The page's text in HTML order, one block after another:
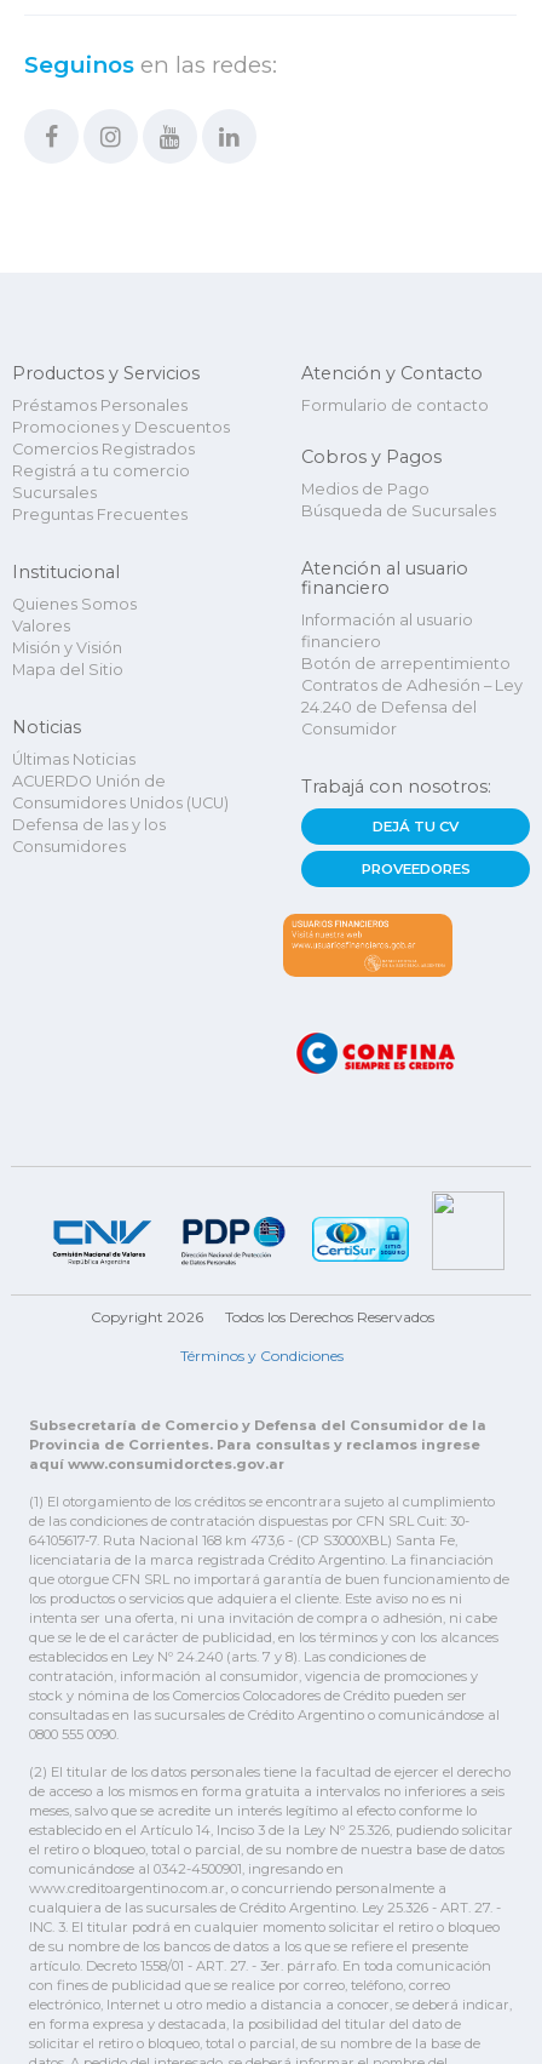
Seguinos en las redes:
Productos y Servicios
Préstamos Personales
Promociones y Descuentos
Comercios Registrados
Registrá a tu comercio
Sucursales
Preguntas Frecuentes
Institucional
Quienes Somos
Valores
Misión y Visión
Mapa del Sitio
Noticias
Últimas Noticias
ACUERDO Unión de
Consumidores Unidos (UCU)
Defensa de las y los
Consumidores
Atención y Contacto
Formulario de contacto
Cobros y Pagos
Medios de Pago
Búsqueda de Sucursales
Atención al usuario
financiero
Información al usuario
financiero
Botón de arrepentimiento
Contratos de Adhesión – Ley
24.240 de Defensa del
Consumidor
Trabajá con nosotros:
DEJÁ TU CV
PROVEEDORES
Copyright 2026 Todos los Derechos Reservados
Términos y Condiciones
Subsecretaría de Comercio y Defensa del Consumidor de la
Provincia de Corrientes. Para consultas y reclamos ingrese
aquí www.consumidorctes.gov.ar
(1) El otorgamiento de los créditos se encontrara sujeto al cumplimiento
de las condiciones de contratación dispuestas por CFN SRL Cuit: 30-
64105617-7. Ruta Nacional 168 km 473,6 - (CP S3000XBL) Santa Fe,
licenciataria de la marca registrada Crédito Argentino. La financiación
que otorgue CFN SRL no importará garantía de buen funcionamiento de
los productos o servicios que adquiera el cliente. Este aviso no es ni
intenta ser una oferta, ni una invitación de compra o adhesión, ni cabe
que se le de el carácter de publicidad, en los términos y con los alcances
establecidos en Ley Nº 24.240 (arts. 7 y 8). Las condiciones de
contratación, información al consumidor, vigencia de promociones y
stock y nómina de los Comercios Colocadores de Crédito pueden ser
consultadas en las sucursales de Crédito Argentino o comunicándose al
0800 555 0090.
(2) El titular de los datos personales tiene la facultad de ejercer el derecho
de acceso a los mismos en forma gratuita a intervalos no inferiores a seis
meses, salvo que se acredite un interés legítimo al efecto conforme lo
establecido en el Artículo 14, Inciso 3 de la Ley Nº 25.326, pudiendo solicitar
el retiro o bloqueo, total o parcial, de su nombre de nuestra base de datos
comunicándose al 0342-4500901, ingresando en
www.creditoargentino.com.ar, o concurriendo personalmente a
cualquiera de las sucursales de Crédito Argentino. Ley 25.326 - ART. 27. -
INC. 3. El titular podrá en cualquier momento solicitar el retiro o bloqueo
de su nombre de los bancos de datos a los que se refiere el presente
artículo. Decreto 1558/01 - ART. 27. - 3er. párrafo. En toda comunicación
con fines de publicidad que se realice por correo, teléfono, correo
electrónico, Internet u otro medio a distancia a conocer, se deberá indicar,
en forma expresa y destacada, la posibilidad del titular del dato de
solicitar el retiro o bloqueo, total o parcial, de su nombre de la base de